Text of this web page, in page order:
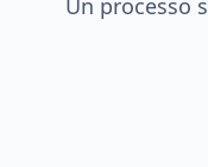
Un processo